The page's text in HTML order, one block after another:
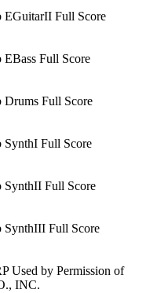
Used by Permission of
INC.